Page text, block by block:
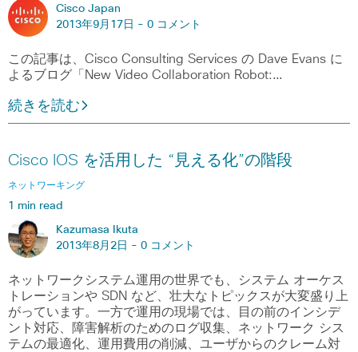
Cisco Japan
2013年9月17日 - 0 コメント
この記事は、Cisco Consulting Services の Dave Evans に
よるブログ「New Video Collaboration Robot:…
続きを読む
Cisco IOS を活用した “見える化”の階段
ネットワーキング
1 min read
Kazumasa Ikuta
2013年8月2日 - 0 コメント
ネットワークシステム運用の世界でも、システム オーケス
トレーションや SDN など、壮大なトピックスが大変盛り上
がっています。一方で運用の現場では、目の前のインシデ
ント対応、障害解析のためのログ収集、ネットワーク シス
テムの最適化、運用費用の削減、ユーザからのクレーム対